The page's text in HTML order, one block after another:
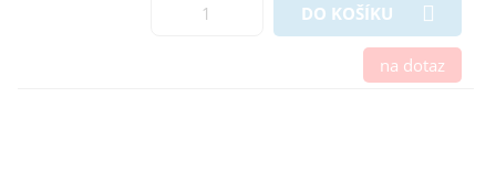
DO KOŠÍKU
na dotaz